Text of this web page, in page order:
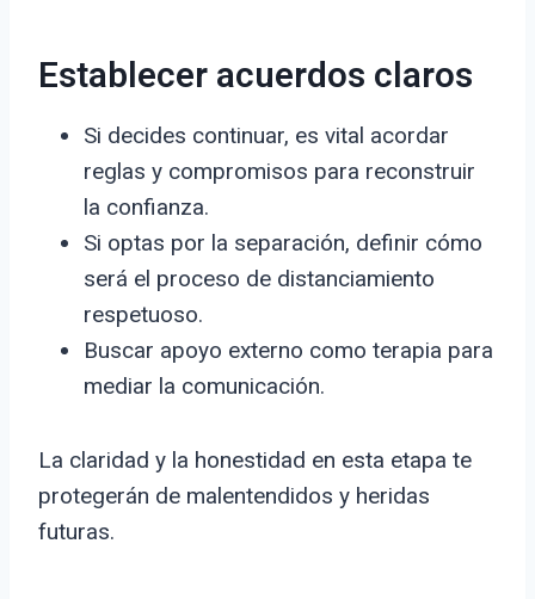
Establecer acuerdos claros
Si decides continuar, es vital acordar
reglas y compromisos para reconstruir
la confianza.
Si optas por la separación, definir cómo
será el proceso de distanciamiento
respetuoso.
Buscar apoyo externo como terapia para
mediar la comunicación.
La claridad y la honestidad en esta etapa te
protegerán de malentendidos y heridas
futuras.